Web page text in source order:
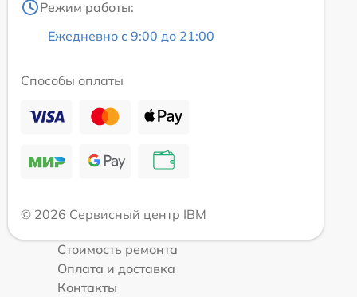
Режим работы:
Ежедневно с 9:00 до 21:00
Способы оплаты
© 2026 Сервисный центр IBM
Стоимость ремонта
Оплата и доставка
Контакты